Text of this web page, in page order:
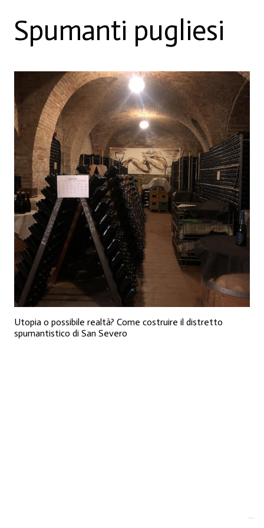
Spumanti pugliesi
Utopia o possibile realtà? Come costruire il distretto
spumantistico di San Severo